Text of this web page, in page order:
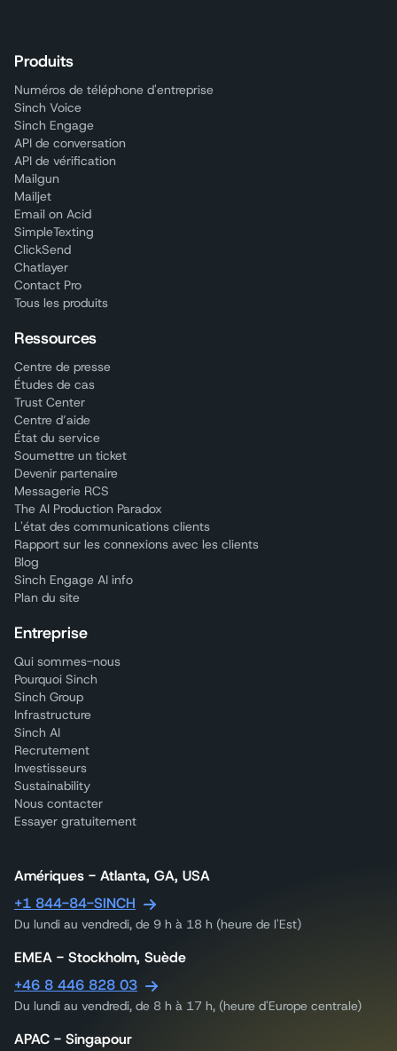
Produits
Numéros de téléphone d'entreprise
Sinch Voice
Sinch Engage
API de conversation
API de vérification
Mailgun
Mailjet
Email on Acid
SimpleTexting
ClickSend
Chatlayer
Contact Pro
Tous les produits
Ressources
Centre de presse
Études de cas
Trust Center
Centre d’aide
État du service
Soumettre un ticket
Devenir partenaire
Messagerie RCS
The AI Production Paradox
L'état des communications clients
Rapport sur les connexions avec les clients
Blog
Sinch Engage AI info
Plan du site
Entreprise
Qui sommes-nous
Pourquoi Sinch
Sinch Group
Infrastructure
Sinch AI
Recrutement
Investisseurs
Sustainability
Nous contacter
Essayer gratuitement
Amériques - Atlanta, GA, USA
+1 844-84-SINCH
Du lundi au vendredi, de 9 h à 18 h (heure de l'Est)
EMEA - Stockholm, Suède
+46 8 446 828 03
Du lundi au vendredi, de 8 h à 17 h, (heure d'Europe centrale)
APAC - Singapour